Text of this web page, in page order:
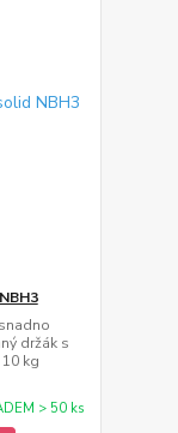
držák s
kg
> 50 ks